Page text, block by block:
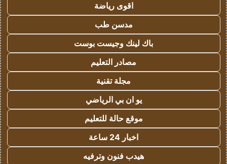
اقوى رياضة
مدسن طب
باك لينك وجيست بوست
مصادر التعليم
مجلة تقنية
يو ان بي الرياضي
موقع حالة للتعليم
اخبار 24 ساعة
هيدب فنون وترفيه